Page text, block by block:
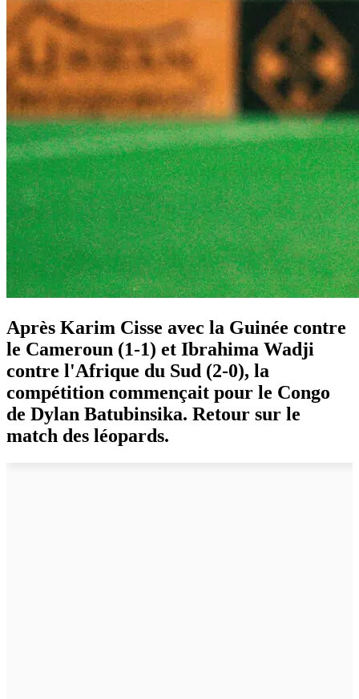
Après Karim Cisse avec la Guinée contre
le Cameroun (1-1) et Ibrahima Wadji
contre l'Afrique du Sud (2-0), la
compétition commençait pour le Congo
de Dylan Batubinsika. Retour sur le
match des léopards.